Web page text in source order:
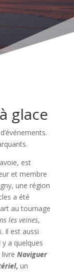
glace
est
et membre
une région
a été
au tournage
les veines,
Il est aussi
y a quelques
Naviguer
, un